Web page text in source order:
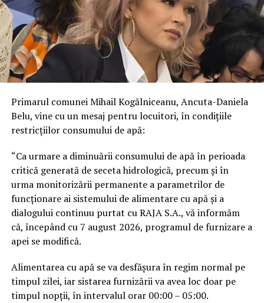
Primarul comunei Mihail Kogălniceanu, Ancuta-Daniela
Belu, vine cu un mesaj pentru locuitori, în condițiile
restricțiilor consumului de apă:
“Ca urmare a diminuării consumului de apă în perioada
critică generată de seceta hidrologică, precum și în
urma monitorizării permanente a parametrilor de
funcționare ai sistemului de alimentare cu apă și a
dialogului continuu purtat cu RAJA S.A., vă informăm
că, începând cu 7 august 2026, programul de furnizare a
apei se modifică.
Alimentarea cu apă se va desfășura în regim normal pe
timpul zilei, iar sistarea furnizării va avea loc doar pe
timpul nopții, în intervalul orar 00:00 – 05:00.